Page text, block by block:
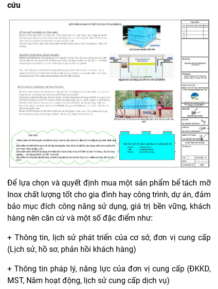
cứu
Để lựa chọn và quyết định mua một sản phẩm bể tách mỡ
Inox chất lượng tốt cho gia đình hay công trình, dự án, đảm
bảo mục đích công năng sử dụng, giá trị bền vững, khách
hàng nên căn cứ và một số đặc điểm như:
+ Thông tin, lịch sử phát triển của cơ sở, đơn vị cung cấp
(Lịch sử, hồ sơ, phản hồi khách hàng)
+ Thông tin pháp lý, năng lực của đơn vị cung cấp (ĐKKD,
MST, Năm hoạt động, lịch sử cung cấp dịch vụ)